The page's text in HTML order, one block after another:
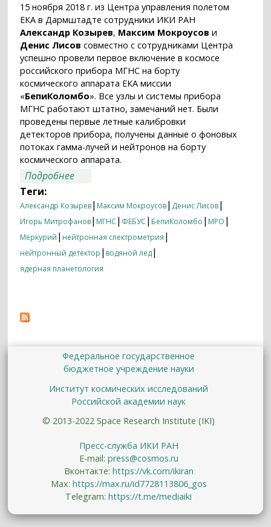
15 ноября 2018 г. из Центра управления полетом
ЕКА в Дармштадте сотрудники ИКИ РАН
Александр Козырев, Максим Мокроусов и
Денис Лисов совместно с сотрудниками Центра
успешно провели первое включение в космосе
российского прибора МГНС на борту
космического аппарата ЕКА миссии
«БепиКоломбо». Все узлы и системы прибора
МГНС работают штатно, замечаний нет. Были
проведены первые летные калибровки
детекторов прибора, получены данные о фоновых
потоках гамма-лучей и нейтронов на борту
космического аппарата.
Подробнее
Теги:
Александр Козырев| Максим Мокроусов| Денис Лисов|
Игорь Митрофанов| МГНС | ФЕБУС | БепиКоломбо | MPO |
Меркурий | нейтронная спектрометрия |
нейтронный детектор | водяной лед|
ядерная планетология
Федеральное государственное
бюджетное учреждение науки
Институт космических исследований
Российской академии наук
© 2013-2022 Space Research Institute (IKI)
Пресс-служба ИКИ РАН
E-mail: press@cosmos.ru
Вконтакте: https://vk.com/ikiran
Max: https://max.ru/id7728113806_gos
Telegram:https://t.me/mediaiki